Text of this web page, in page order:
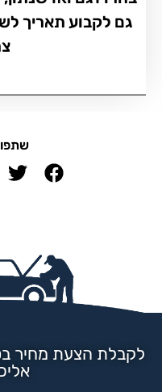
גם לקבוע תאריך
לקבלת הצעת מחיר